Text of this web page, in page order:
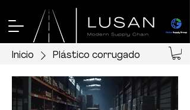
Inicio Plástico corrugado